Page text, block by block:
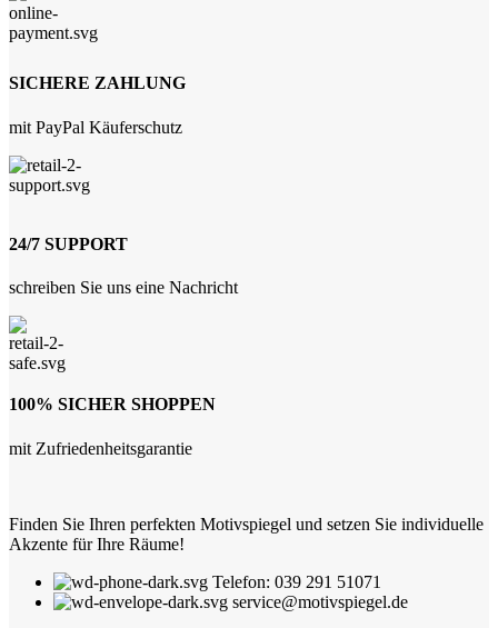
SICHERE ZAHLUNG
mit PayPal Käuferschutz
24/7 SUPPORT
schreiben Sie uns eine Nachricht
100% SICHER SHOPPEN
mit Zufriedenheitsgarantie
Finden Sie Ihren perfekten Motivspiegel und setzen Sie individuelle
Akzente für Ihre Räume!
Telefon: 039 291 51071
service@motivspiegel.de